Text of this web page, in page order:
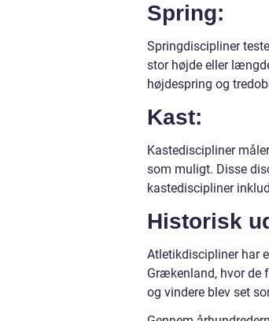
Spring:
Springdiscipliner
stor højde eller
højdespring og
Kast:
Kastediscipliner
som muligt. Disse
kastediscipliner
Historisk
Atletikdiscipliner har
Grækenland, hvor de
og vindere blev set